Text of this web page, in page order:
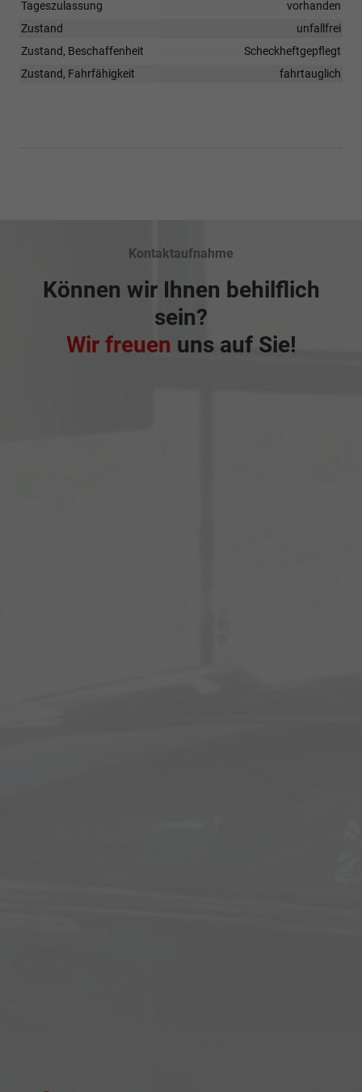
Tageszulassung
vorhanden
Zustand
unfallfrei
Zustand, Beschaffenheit
Scheckheftgepflegt
Zustand, Fahrfähigkeit
fahrtauglich
Kontaktaufnahme
Können wir Ihnen behilflich
sein?
Wir freuen uns auf Sie!